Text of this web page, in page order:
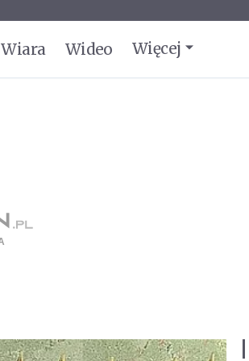
Wiara Wideo Więcej